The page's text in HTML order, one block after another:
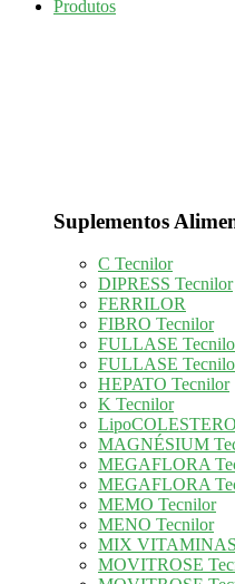
Produtos
Suplementos
C Tecnilor
DIPRESS Tecnilor
FERRILOR
FIBRO Tecnilor
FULLASE
FULLASE
HEPATO Tecnilor
K Tecnilor
MAGNÉSIUM
MEGAFLORA
MEGAFLORA
MEMO Tecnilor
MENO Tecnilor
MIX
MOVITROSE